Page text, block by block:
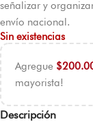
señalizar y
envío nacional.
Sin existencias
Agregue $
mayorista!
Descripción